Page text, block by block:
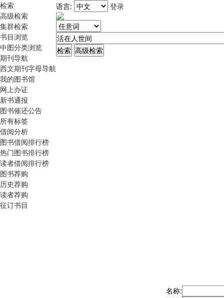
检索
高级检索
集群检索
书目浏览
中图分类浏览
期刊导航
西文期刊字母导航
我的图书馆
网上办证
新书通报
图书催还公告
所有标签
借阅分析
图书借阅排行榜
热门图书排行榜
读者借阅排行榜
图书荐购
历史荐购
读者荐购
征订书目
语言: 登录
名称: